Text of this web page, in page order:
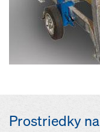
Prostriedky